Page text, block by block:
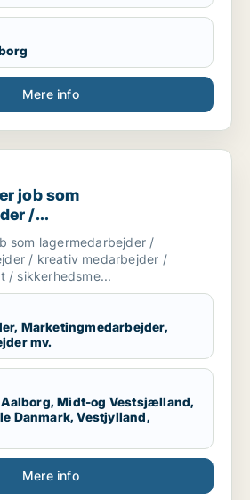
Mere info
som lagermedarbejder /
job som
/
/ kreativ
/
som lagermedarbejder /
/ kreativ medarbejder /
/ sikkerhedsme...
Marketingmedarbejder,
mv.
Midt-og Vestsjælland,
Danmark, Vestjylland,
Mere info